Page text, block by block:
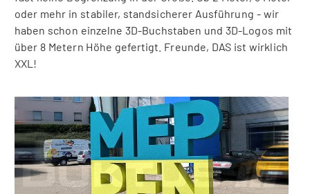
oder mehr in stabiler, standsicherer Ausführung - wir
haben schon einzelne 3D-Buchstaben und 3D-Logos mit
über 8 Metern Höhe gefertigt. Freunde, DAS ist wirklich
XXL!